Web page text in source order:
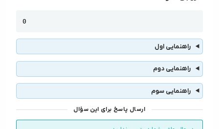
0
راهنمایی اول
راهنمایی دوم
راهنمایی سوم
ارسال پاسخ برای این سؤال